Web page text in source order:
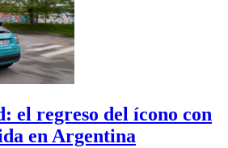
el regreso del ícono con
en Argentina